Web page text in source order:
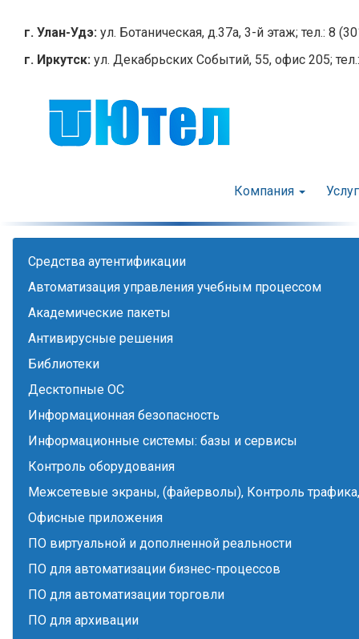
содержанию
г. Улан-Удэ: ул. Ботаническая, д.37а, 3-й этаж; тел.: 8
г. Иркутск: ул. Декабрьских Событий, 55, офис 205;
Компания
Cредства аутентификации
Автоматизация управления учебным процессом
Академические пакеты
Антивирусные решения
Библиотеки
Десктопные ОС
Информационная безопасность
Информационные системы: базы и сервисы
Контроль оборудования
Межсетевые экраны, (файерволы), Контроль
Офисные приложения
ПО виртуальной и дополненной реальности
ПО для автоматизации бизнес-процессов
ПО для автоматизации торговли
ПО для архивации